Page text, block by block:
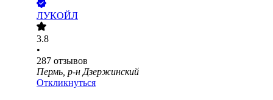
ЛУКОЙЛ
3.8
•
287 отзывов
Пермь, р-н Дзержинский
Откликнуться